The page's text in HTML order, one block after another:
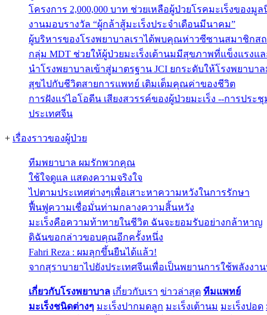
โครงการ 2,000,000 บาท ช่วยเหลือผู้ป่วยโรคมะเร็งของมู
งานมอบรางวัล “ผู้กล้าสู้มะเร็งประจำเดือนมีนาคม”
ผู้บริหารของโรงพยาบาลเราได้พบคุณห่าวซีซานสมาชิกส
กลุ่ม MDT ช่วยให้ผู้ป่วยมะเร็งเต้านมมีสุขภาพที่แข็งแรง
นำโรงพยาบาลเข้าสู่มาตรฐาน JCI ยกระดับให้โรงพยาบา
สุขไปกับชีวิตสายการแพทย์ เติมเต็มคุณค่าของชีวิต
การฝังแร่ไอโอดีน เสียงสวรรค์ของผู้ป่วยมะเร็ง --การปร
ประเทศจีน
+ เรื่องราวของผู้ป่วย
ทีมพยาบาล ผมรักพวกคุณ
ใช้ใจดูแล แสดงความจริงใจ
ไปตามประเทศต่างๆเพื่อเสาะหาความหวังในการรักษา
ฟื้นฟูความเชื่อมั่นท่ามกลางความสิ้นหวัง
มะเร็งคือความท้าทายในชีวิต ฉันจะยอมรับอย่างกล้าหาญ
ดิฉันขอกล่าวขอบคุณอีกครั้งหนึ่ง
Fahri Reza : ผมลุกขึ้นยืนได้แล้ว!
จากสุราบายาไปยังประเทศจีนเพื่อเป็นพยานการใช้พลังงา
เกี่ยวกับโรงพยาบาล เกี่ยวกับเรา ข่าวล่าสุด ทีมแพทย์
มะเร็งชนิดต่างๆ มะเร็งปากมดลูก มะเร็งเต้านม มะเร็งปอด